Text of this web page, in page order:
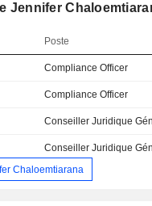
Jennifer
Poste
Compliance Officer
Compliance Officer
Conseiller Juridique
Conseiller Juridique
Chaloemtiarana